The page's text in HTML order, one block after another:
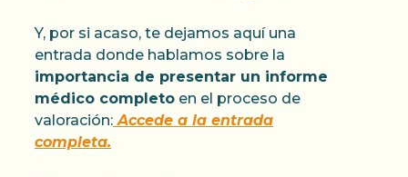
Y, por si acaso, te dejamos aquí una
entrada donde hablamos sobre la
importancia de presentar un informe
médico completo en el proceso de
valoración: Accede a la entrada
completa.